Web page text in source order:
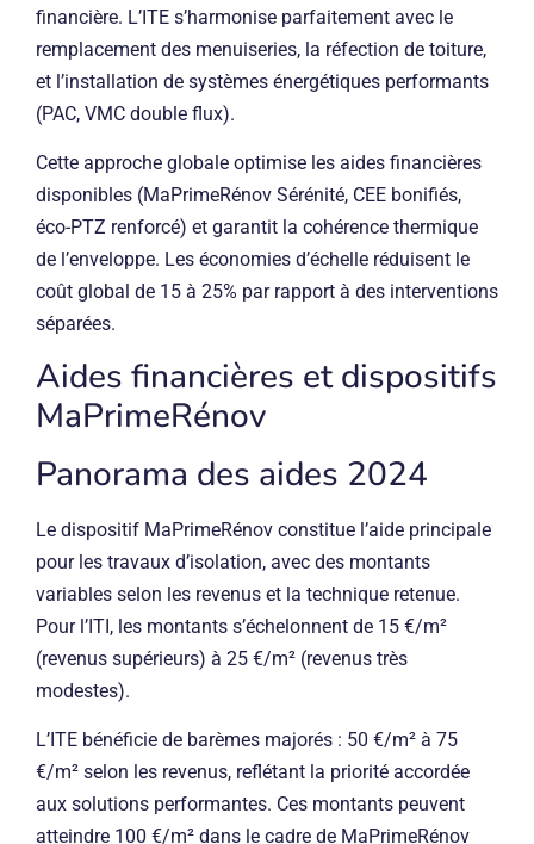
financière. L’ITE s’harmonise parfaitement avec le
remplacement des menuiseries, la réfection de toiture,
et l’installation de systèmes énergétiques performants
(PAC, VMC double flux).
Cette approche globale optimise les aides financières
disponibles (MaPrimeRénov Sérénité, CEE bonifiés,
éco-PTZ renforcé) et garantit la cohérence thermique
de l’enveloppe. Les économies d’échelle réduisent le
coût global de 15 à 25% par rapport à des interventions
séparées.
Aides financières et dispositifs
MaPrimeRénov
Panorama des aides 2024
Le dispositif MaPrimeRénov constitue l’aide principale
pour les travaux d’isolation, avec des montants
variables selon les revenus et la technique retenue.
Pour l’ITI, les montants s’échelonnent de 15 €/m²
(revenus supérieurs) à 25 €/m² (revenus très
modestes).
L’ITE bénéficie de barèmes majorés : 50 €/m² à 75
€/m² selon les revenus, reflétant la priorité accordée
aux solutions performantes. Ces montants peuvent
atteindre 100 €/m² dans le cadre de MaPrimeRénov